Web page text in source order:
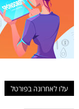
עלו לאחרונה בפורטל